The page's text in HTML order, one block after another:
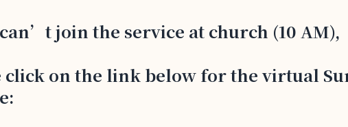
join the service at church (10 AM),
click on the link below for the virtual